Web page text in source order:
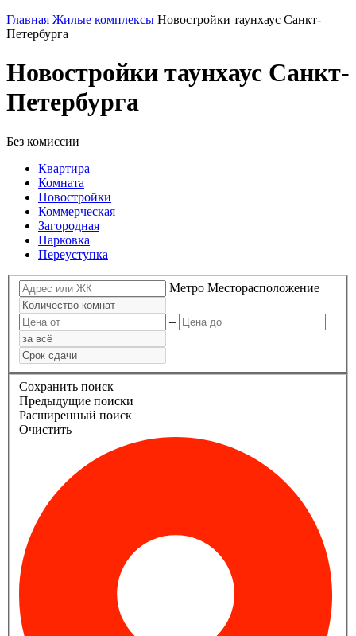
Главная Жилые комплексы Новостройки таунхаус Санкт-
Петербурга
Новостройки таунхаус Санкт-
Петербурга
Без комиссии
Квартира
Комната
Новостройки
Коммерческая
Загородная
Парковка
Переуступка
Метро Месторасположение
–
Сохранить поиск
Предыдущие поиски
Расширенный поиск
Очистить